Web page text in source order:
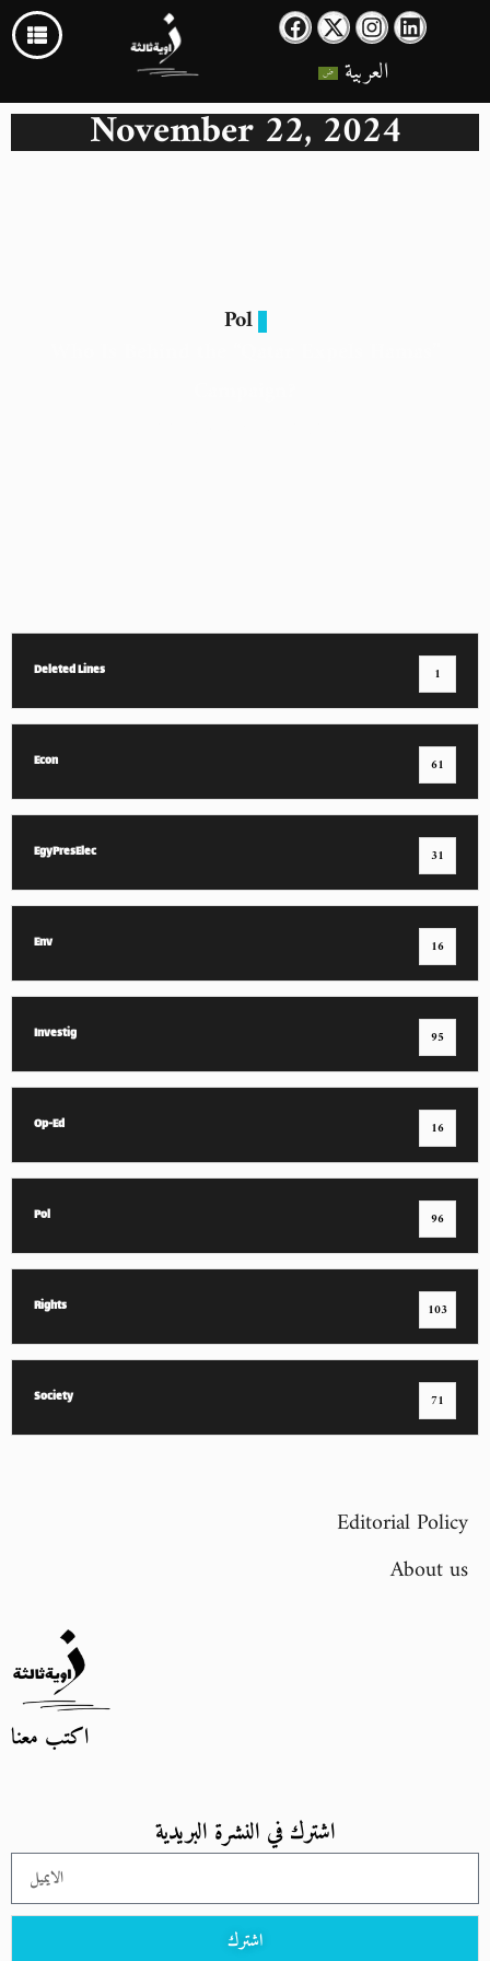
العربية
November 22, 2024
Pol
Deleted Lines 1
Econ 61
EgyPresElec 31
Env 16
Investig 95
Op-Ed 16
Pol 96
Rights 103
Society 71
Editorial Policy
About us
اكتب معنا
اشترك في النشرة البريدية
اشترك